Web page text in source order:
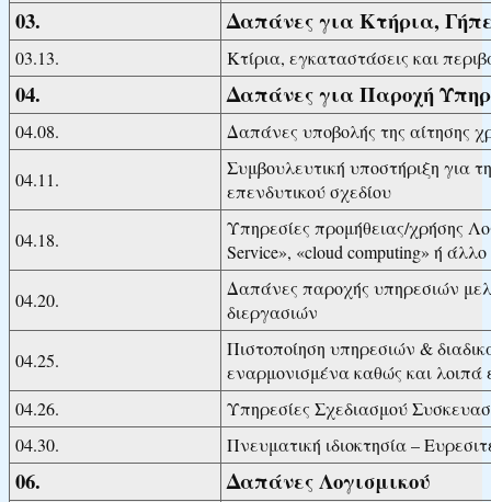
03. Δαπάνες για Κτήρια,
03.13. Κτίρια, εγκαταστάσεις και
04. Δαπάνες για Παροχή
04.08. Δαπάνες υποβολής της αίτησης
04.11.
Συμβουλευτική υποστήριξη για
επενδυτικού σχεδίου
04.18.
Υπηρεσίες προμήθειας/χρήσης
Service», «cloud computing» ή
04.20.
Δαπάνες παροχής υπηρεσιών
διεργασιών
04.25.
Πιστοποίηση υπηρεσιών &
εναρμονισμένα καθώς και
04.26.
Υπηρεσίες Σχεδιασμού
04.30.
Πνευματική ιδιοκτησία –
06. Δαπάνες Λογισμικού